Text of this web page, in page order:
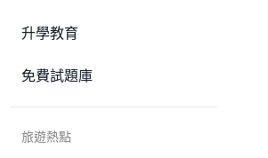
升學教育
免費試題庫
旅遊熱點